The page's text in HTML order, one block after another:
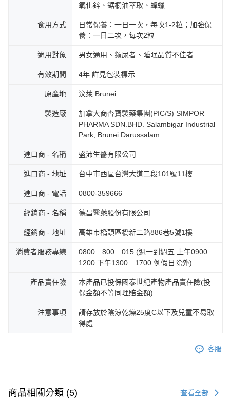
氧化鋅、鋸櫚油萃取、蜂蠟
食用方式
日常保養：一日一次，每次1-2粒；加強保
養：一日二次，每次2粒
適用對象 男女通用、頻尿者、睡眠品質不佳者
有效期間 4年 詳見包裝標示
原產地 汶萊 Brunei
製造廠
加拿大商杏寶製藥集團(PIC/S) SIMPOR
PHARMA SDN.BHD. Salambigar Industrial
Park, Brunei Darussalam
進口商 - 名稱 盛沛生醫有限公司
進口商 - 地址 台中市西區台灣大道二段101號11樓
進口商 - 電話 0800-359666
經銷商 - 名稱 德昌醫藥股份有限公司
經銷商 - 地址 高雄市橋頭區橋新二路886巷5號1樓
消費者服務專線
0800－800－015 (週一到週五 上午0900－
1200 下午1300－1700 例假日除外)
產品責任險
本產品已投保國泰世紀產物產品責任險(投
保金額不等同理賠金額)
注意事項
請存放於陰涼乾燥25度C以下及兒童不易取
得處
客服
商品相關分類 (5) 查看全部